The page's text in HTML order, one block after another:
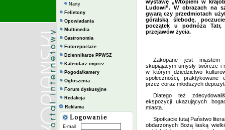
Narty
Felietony
Opowiadania
Multimedia
Gastronomia
Fotoreportaże
Dziennikarze PPWSZ
Kalendarz imprez
Pogoda/kamery
Ogłoszenia
Forum dyskusyjne
Redakcja
Reklama
E-mail
wystawę „Wtopieni w
Ludowi”. W obrazach na
gwarą czy przedmiotach
góralską ślebodę,
początek u podnóża Tatr,
przejawów życia.
Zakopane jest
skupiającym umysły twórcze i
w którym dziedzictwo
społeczności,
przez coraz młodszych
Dlatego też
ekspozycji ukazujących
miasta.
Spotkacie tutaj Państwo
obdarzonych Bożą łaską